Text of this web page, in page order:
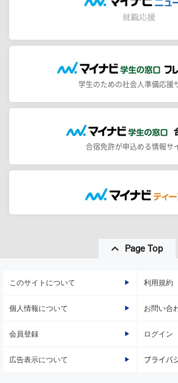
学生のための社会人準備応援
合宿免許が申込める情報サ
Page Top
このサイトについて 利用規約
個人情報について お問い合
会員登録 ログイン
広告表示について プライバ